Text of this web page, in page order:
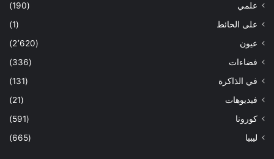
علمي
(190)
على الحائط
(1)
عيون
(2٬620)
فضاءات
(336)
في الذاكرة
(131)
فيديوهات
(21)
كورونا
(591)
ليبيا
(665)